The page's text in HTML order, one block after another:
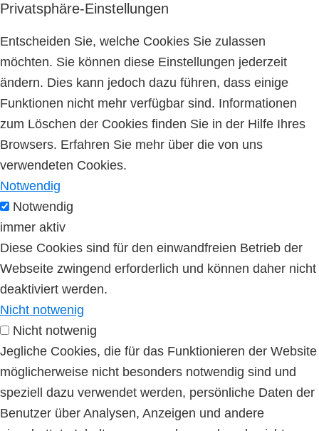
Privatsphäre-Einstellungen
Entscheiden Sie, welche Cookies Sie zulassen
möchten. Sie können diese Einstellungen jederzeit
ändern. Dies kann jedoch dazu führen, dass einige
Funktionen nicht mehr verfügbar sind. Informationen
zum Löschen der Cookies finden Sie in der Hilfe Ihres
Browsers. Erfahren Sie mehr über die von uns
verwendeten Cookies.
Notwendig
Notwendig
immer aktiv
Diese Cookies sind für den einwandfreien Betrieb der
Webseite zwingend erforderlich und können daher nicht
deaktiviert werden.
Nicht notwenig
Nicht notwenig
Jegliche Cookies, die für das Funktionieren der Website
möglicherweise nicht besonders notwendig sind und
speziell dazu verwendet werden, persönliche Daten der
Benutzer über Analysen, Anzeigen und andere